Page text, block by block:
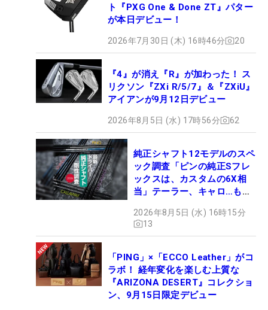
ト『PXG One & Done ZT』パター
が本日デビュー！
2026年7月30日 (木) 16時46分 20
『4』が消え『R』が加わった！ ス
リクソン『ZXi R/5/7』＆『ZXiU』
アイアンが9月12日デビュー
2026年8月5日 (水) 17時56分 62
純正シャフト12モデルのスペ
ック調査「ピンの純正Sフレ
ックスは、カスタムの6X相
当」テーラー、キャロ…もチ
2026年8月5日 (水) 16時15分
13
「PING」×「ECCO Leather」がコ
ラボ！ 経年変化を楽しむ上質な
『ARIZONA DESERT』コレクショ
ン、9月15日限定デビュー